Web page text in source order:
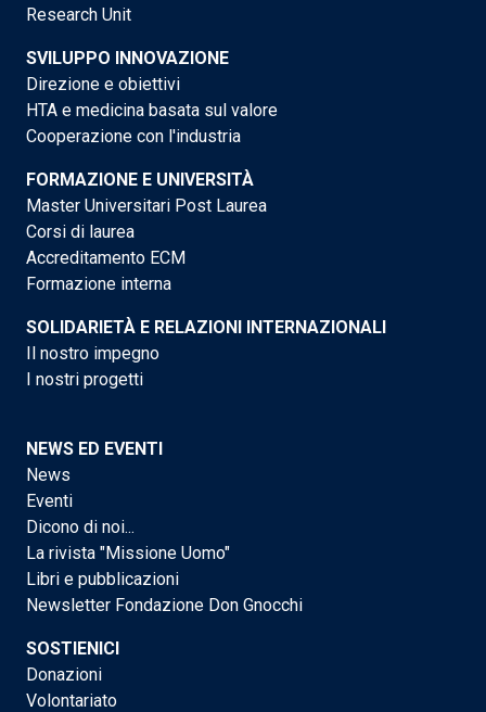
Research Unit
SVILUPPO INNOVAZIONE
Direzione e obiettivi
HTA e medicina basata sul valore
Cooperazione con l'industria
FORMAZIONE E UNIVERSITÀ
Master Universitari Post Laurea
Corsi di laurea
Accreditamento ECM
Formazione interna
SOLIDARIETÀ E RELAZIONI INTERNAZIONALI
Il nostro impegno
I nostri progetti
NEWS ED EVENTI
News
Eventi
Dicono di noi...
La rivista "Missione Uomo"
Libri e pubblicazioni
Newsletter Fondazione Don Gnocchi
SOSTIENICI
Donazioni
Volontariato